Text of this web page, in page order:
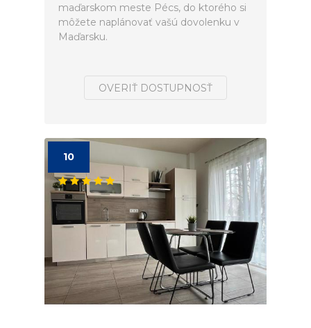
maďarskom meste Pécs, do ktorého si
môžete naplánovať vašú dovolenku v
Maďarsku.
OVERIŤ DOSTUPNOSŤ
10